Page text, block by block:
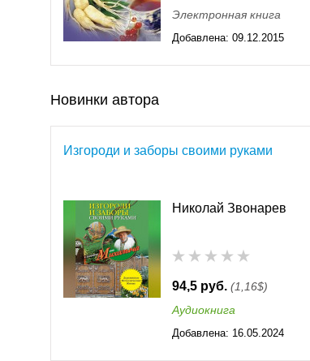
Электронная книга
Добавлена: 09.12.2015
Новинки автора
Изгороди и заборы своими руками
Николай Звонарев
94,5 руб. (1,16$)
Аудиокнига
Добавлена: 16.05.2024